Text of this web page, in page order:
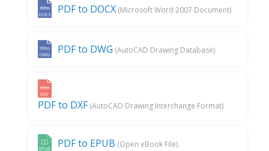
PDF to DOCX (Microsoft Word 2007 Document)
PDF to DWG (AutoCAD Drawing Database)
PDF to DXF (AutoCAD Drawing Interchange Format)
PDF to EPUB (Open eBook File)